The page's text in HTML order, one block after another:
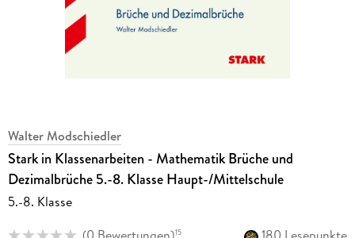
Walter Modschiedler
Stark in Klassenarbeiten - Mathematik Brüche und
Dezimalbrüche 5.-8. Klasse Haupt-/Mittelschule
5.-8. Klasse
15